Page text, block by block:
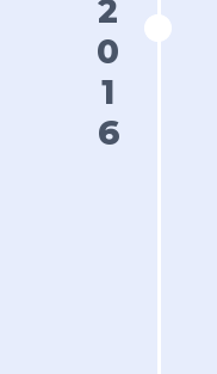
2016